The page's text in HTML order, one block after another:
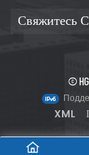
Свяжитесь
© HG
XML